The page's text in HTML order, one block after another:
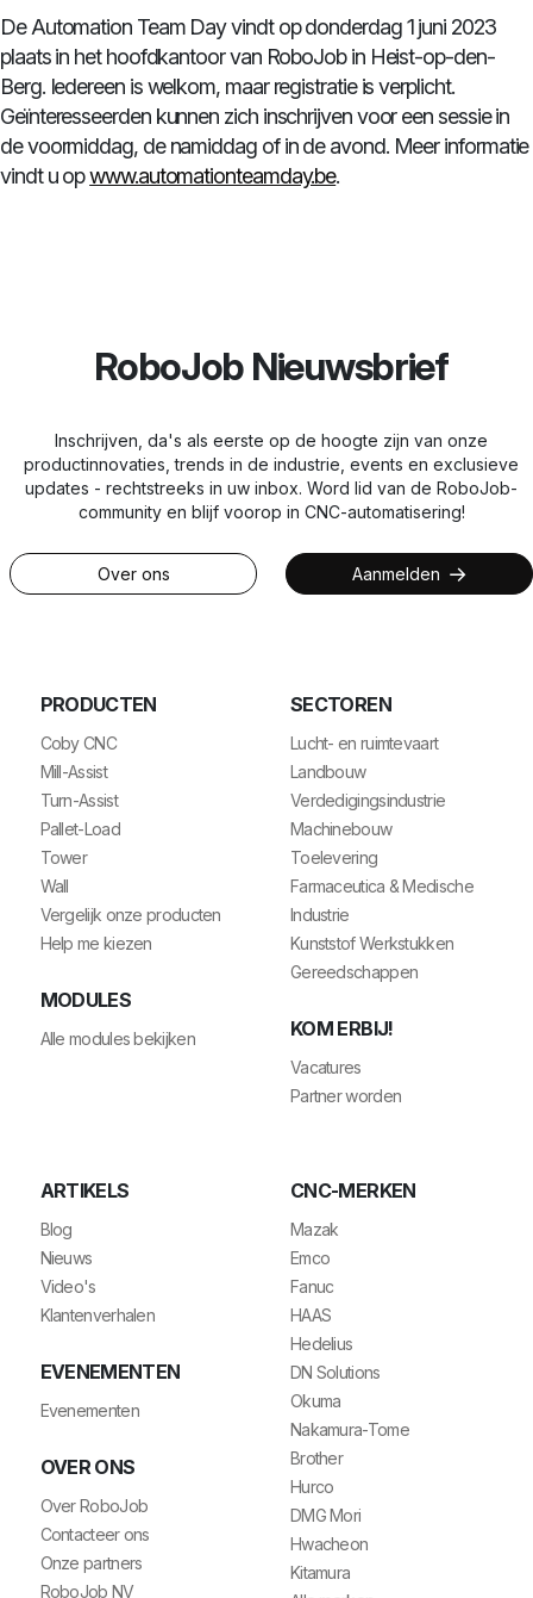
De Automation Team Day vindt op donderdag 1 juni 2023
plaats in het hoofdkantoor van RoboJob in Heist-op-den-
Berg. Iedereen is welkom, maar registratie is verplicht.
Geïnteresseerden kunnen zich inschrijven voor een sessie in
de voormiddag, de namiddag of in de avond. Meer informatie
vindt u opwww.automationteamday.be.
RoboJob Nieuwsbrief
Inschrijven, da's als eerste op de hoogte zijn van onze
productinnovaties, trends in de industrie, events en exclusieve
updates - rechtstreeks in uw inbox. Word lid van de RoboJob-
community en blijf voorop in CNC-automatisering!
Over ons Aanmelden
PRODUCTEN
Coby CNC
Mill-Assist
Turn-Assist
Pallet-Load
Tower
Wall
Vergelijk onze producten
Help me kiezen
MODULES
Alle modules bekijken
SECTOREN
Lucht- en ruimtevaart
Landbouw
Verdedigingsindustrie
Machinebouw
Toelevering
Farmaceutica & Medische
Industrie
Kunststof Werkstukken
Gereedschappen
KOM ERBIJ!
Vacatures
Partner worden
ARTIKELS
Blog
Nieuws
Video's
Klantenverhalen
EVENEMENTEN
Evenementen
OVER ONS
Over RoboJob
Contacteer ons
Onze partners
RoboJob NV
CNC-MERKEN
Mazak
Emco
Fanuc
HAAS
Hedelius
DN Solutions
Okuma
Nakamura-Tome
Brother
Hurco
DMG Mori
Hwacheon
Kitamura